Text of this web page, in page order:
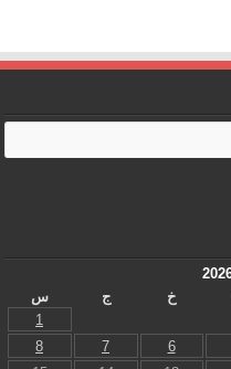
خ ج
س
1
6
7
8